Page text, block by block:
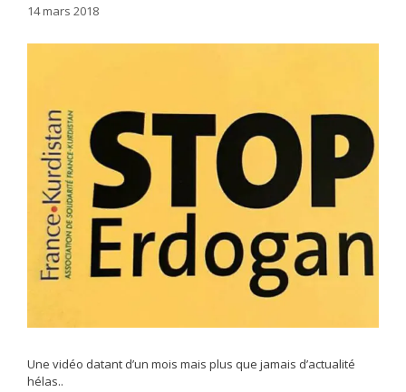
14 mars 2018
Une vidéo datant d’un mois mais plus que jamais d’actualité
hélas..